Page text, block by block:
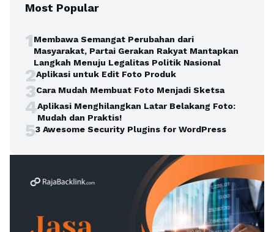
Most Popular
1Membawa Semangat Perubahan dari
Masyarakat, Partai Gerakan Rakyat Mantapkan
Langkah Menuju Legalitas Politik Nasional
2Aplikasi untuk Edit Foto Produk
3Cara Mudah Membuat Foto Menjadi Sketsa
4Aplikasi Menghilangkan Latar Belakang Foto:
Mudah dan Praktis!
53 Awesome Security Plugins for WordPress